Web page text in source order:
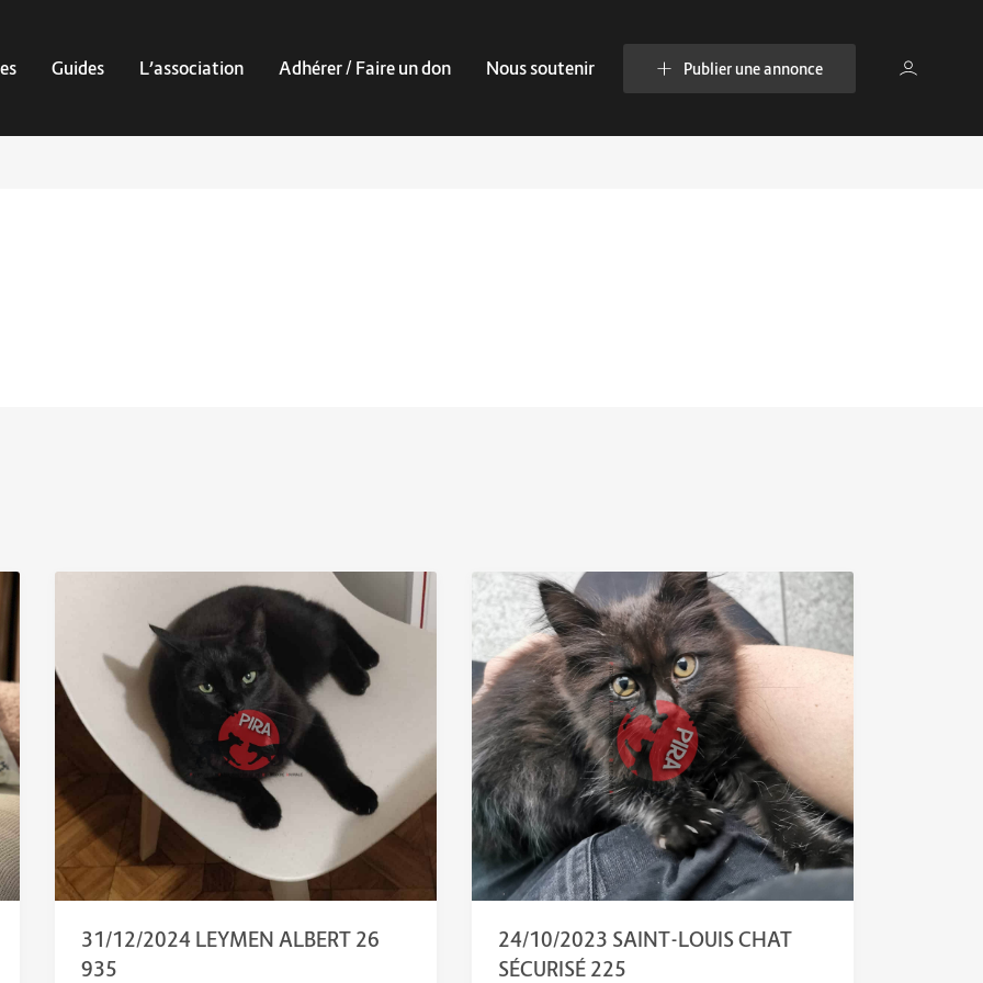
Guides L’association Adhérer / Faire un don Nous soutenir Publier une annonce
31/12/2024 LEYMEN ALBERT 26
935
24/10/2023 SAINT-LOUIS CHAT
SÉCURISÉ 225